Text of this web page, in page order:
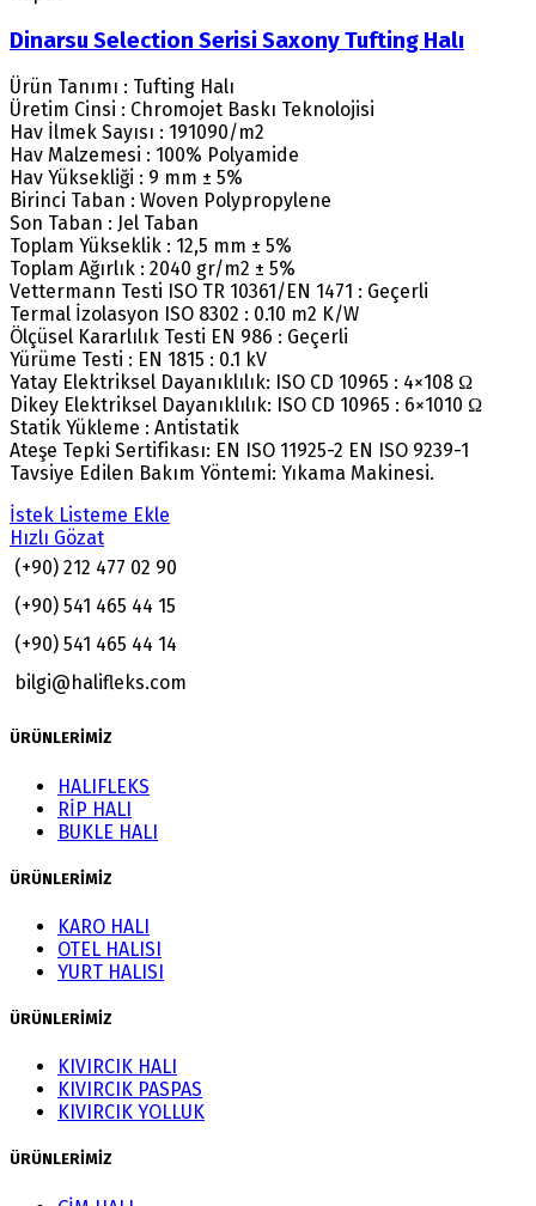
Dinarsu Selection Serisi Saxony Tufting Halı
Ürün Tanımı : Tufting Halı
Üretim Cinsi : Chromojet Baskı Teknolojisi
Hav İlmek Sayısı : 191090/m2
Hav Malzemesi : 100% Polyamide
Hav Yüksekliği : 9 mm ± 5%
Birinci Taban : Woven Polypropylene
Son Taban : Jel Taban
Toplam Yükseklik : 12,5 mm ± 5%
Toplam Ağırlık : 2040 gr/m2 ± 5%
Vettermann Testi ISO TR 10361/EN 1471 : Geçerli
Termal İzolasyon ISO 8302 : 0.10 m2 K/W
Ölçüsel Kararlılık Testi EN 986 : Geçerli
Yürüme Testi : EN 1815 : 0.1 kV
Yatay Elektriksel Dayanıklılık: ISO CD 10965 : 4×108 Ω
Dikey Elektriksel Dayanıklılık: ISO CD 10965 : 6×1010 Ω
Statik Yükleme : Antistatik
Ateşe Tepki Sertifikası: EN ISO 11925-2 EN ISO 9239-1
Tavsiye Edilen Bakım Yöntemi: Yıkama Makinesi.
İstek Listeme Ekle
Hızlı Gözat
(+90) 212 477 02 90
(+90) 541 465 44 15
(+90) 541 465 44 14
bilgi@halifleks.com
ÜRÜNLERİMİZ
HALIFLEKS
RİP HALI
BUKLE HALI
ÜRÜNLERİMİZ
KARO HALI
OTEL HALISI
YURT HALISI
ÜRÜNLERİMİZ
KIVIRCIK HALI
KIVIRCIK PASPAS
KIVIRCIK YOLLUK
ÜRÜNLERİMİZ